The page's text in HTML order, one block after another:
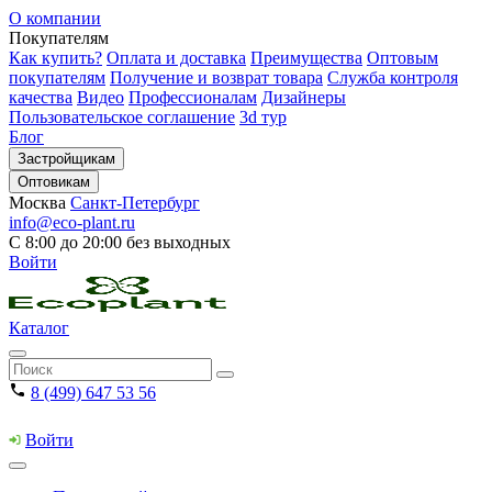
О компании
Покупателям
Как купить? Оплата и доставка Преимущества Оптовым
покупателям Получение и возврат товара Служба контроля
качества Видео Профессионалам Дизайнеры
Пользовательское соглашение 3d тур
Блог
Застройщикам
Оптовикам
Москва Санкт-Петербург
info@eco-plant.ru
С 8:00 до 20:00 без выходных
Войти
Каталог
8 (499) 647 53 56
Войти